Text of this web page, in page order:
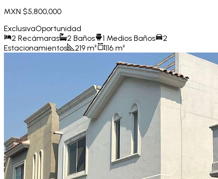
MXN $5,800,000
ExclusivaOportunidad
2 Recámaras 2 Baños 1 Medios Baños
2
Estacionamientos
219 m² 116 m²